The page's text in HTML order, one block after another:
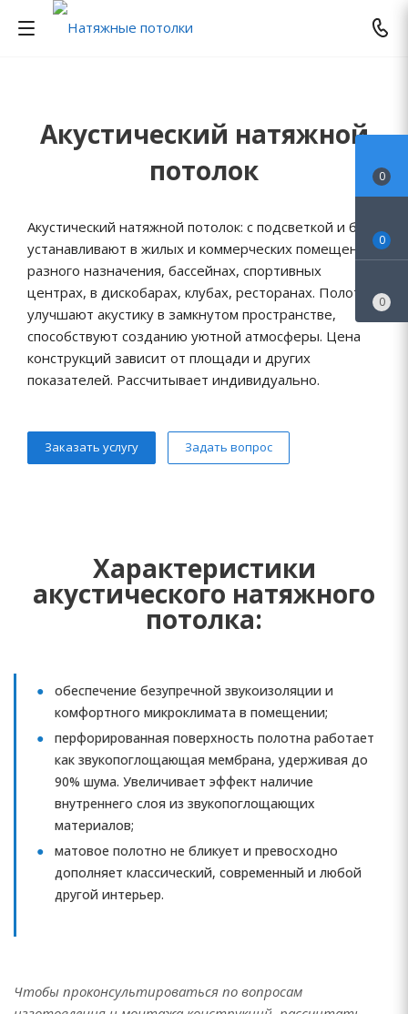
Акустический натяжной
потолок
Акустический натяжной потолок: с подсветкой и без,
устанавливают в жилых и коммерческих помещениях
разного назначения, бассейнах, спортивных
центрах, в дискобарах, клубах, ресторанах. Полотна
улучшают акустику в замкнутом пространстве,
способствуют созданию уютной атмосферы. Цена
конструкций зависит от площади и других
показателей. Рассчитывает индивидуально.
Заказать услугу Задать вопрос
Характеристики
акустического натяжного
потолка:
обеспечение безупречной звукоизоляции и
комфортного микроклимата в помещении;
перфорированная поверхность полотна работает
как звукопоглощающая мембрана, удерживая до
90% шума. Увеличивает эффект наличие
внутреннего слоя из звукопоглощающих
материалов;
матовое полотно не бликует и превосходно
дополняет классический, современный и любой
другой интерьер.
Чтобы проконсультироваться по вопросам
0
0
0